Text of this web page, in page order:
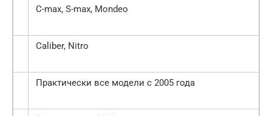
C-max, S-max, Мondeo
Caliber, Nitro
Практически все модели с 2005 года